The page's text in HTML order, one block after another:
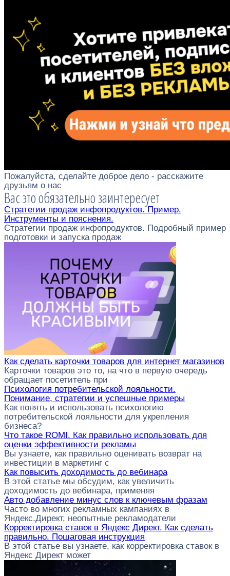
Пожалуйста, сделайте доброе дело - расскажите
друзьям о нас
Вас это обязательно заинтересует
Стратегии продаж инфопродуктов. Пример.
Инструменты и пояснения.
Стратегии продаж инфопродуктов. Подробный пример
подготовки и запуска продаж
Как сделать карточки товаров для интернет магазинов
Карточки товаров это то, на что в первую очередь
обращает посетитель при
Психология потребительской лояльности.
Понимание, стратегии и успешные примеры
Как понять и использовать психологию
потребительской лояльности для укрепления
бизнеса?
Что такое ROMI. Как правильно использовать для
оценки эффективности рекламы
Вы узнаете, как правильно оценивать возврат на
инвестиции в маркетинг с
Как повысить доходимость до вебинара
В этой статье мы обсудим, как увеличить
доходимость до вебинара, применяя
Авто добавление минус слов к ключевым фразам
Часто во многих рекламных кампаниях в
Яндекс.Директ, неопытные рекламодатели
Корректировка ставок в Яндекс Директ. Как сделать
правильно. Пошаговая инструкция
В этой статье вы узнаете, как корректировка ставок в
Яндекс Директ может